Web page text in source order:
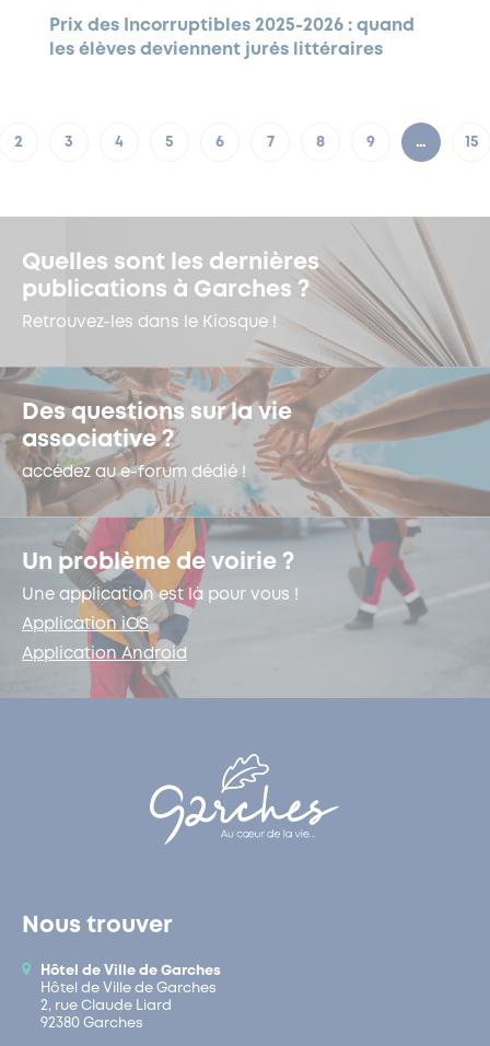
Prix des Incorruptibles 2025-2026 : quand
les élèves deviennent jurés littéraires
2 3 4 5 6 7 8 9 … 15
Quelles sont les dernières
publications à Garches ?
Retrouvez-les dans le Kiosque !
Des questions sur la vie
associative ?
accédez au e-forum dédié !
Un problème de voirie ?
Une application est là pour vous !
Application iOS
Application Android
Nous trouver
Hôtel de Ville de Garches
Hôtel de Ville de Garches
2, rue Claude Liard
92380 Garches